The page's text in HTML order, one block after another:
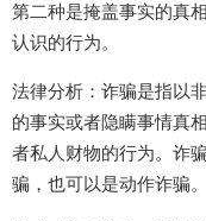
第二种是掩盖事实的真
认识的行为。
法律分析：诈骗是指以
的事实或者隐瞒事情真
者私人财物的行为。诈
骗，也可以是动作诈骗。